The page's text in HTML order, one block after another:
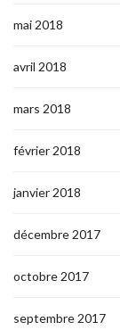
mai 2018
avril 2018
mars 2018
février 2018
janvier 2018
décembre 2017
octobre 2017
septembre 2017